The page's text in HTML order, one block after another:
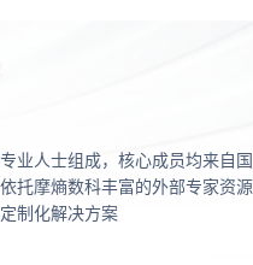
业人士组成，核心成员均来自国
托摩熵数科丰富的外部专家资源
制化解决方案